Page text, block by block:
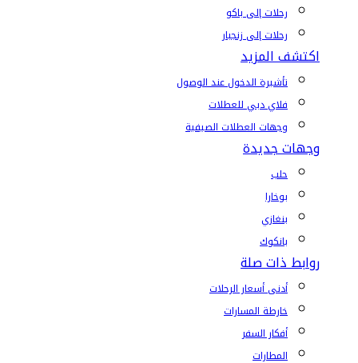
رحلات إلى باكو
رحلات إلى زنجبار
اكتشف المزيد
تأشيرة الدخول عند الوصول
فلاي دبي للعطلات
وجهات العطلات الصيفية
وجهات جديدة
حلب
بوخارا
بنغازي
بانكوك
روابط ذات صلة
أدنى أسعار الرحلات
خارطة المسارات
أفكار السفر
المطارات